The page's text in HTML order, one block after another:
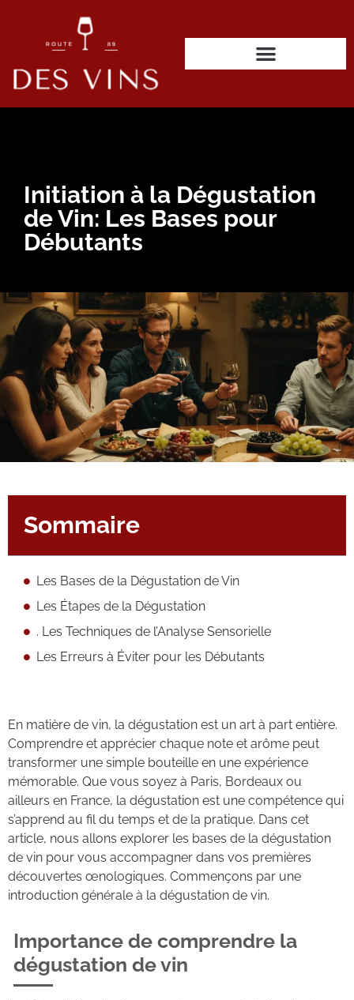
Initiation à la Dégustation
de Vin: Les Bases pour
Débutants
Sommaire
Les Bases de la Dégustation de Vin
Les Étapes de la Dégustation
. Les Techniques de l’Analyse Sensorielle
Les Erreurs à Éviter pour les Débutants
En matière de vin, la dégustation est un art à part entière.
Comprendre et apprécier chaque note et arôme peut
transformer une simple bouteille en une expérience
mémorable. Que vous soyez à Paris, Bordeaux ou
ailleurs en France, la dégustation est une compétence qui
s’apprend au fil du temps et de la pratique. Dans cet
article, nous allons explorer les bases de la dégustation
de vin pour vous accompagner dans vos premières
découvertes œnologiques. Commençons par une
introduction générale à la dégustation de vin.
Importance de comprendre la
dégustation de vin